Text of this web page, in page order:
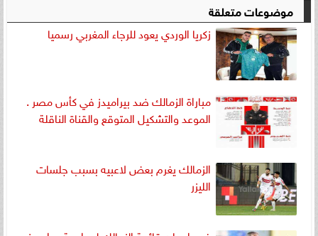
موضوعات متعلقة
زكريا الوردي يعود للرجاء المغربي رسميا
مباراة الزمالك ضد بيراميدز في كأس مصر .
الموعد والتشكيل المتوقع والقناة الناقلة
الزمالك يغرم بعض لاعبيه بسبب جلسات
الليزر